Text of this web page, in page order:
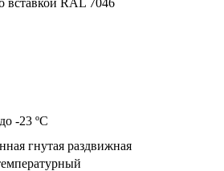
вставкой RAL 7046
-23 ºC
гнутая раздвижная